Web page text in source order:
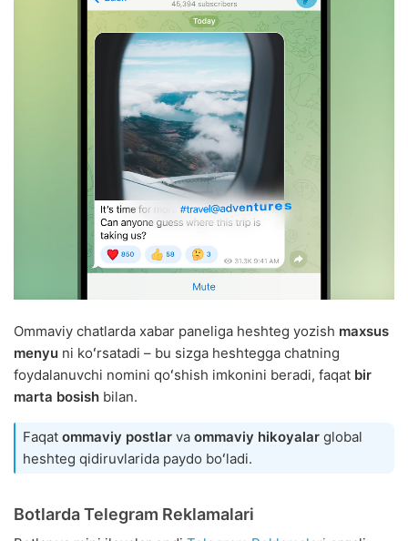
Ommaviy chatlarda xabar paneliga heshteg yozish maxsus
menyu ni koʻrsatadi – bu sizga heshtegga chatning
foydalanuvchi nomini qoʻshish imkonini beradi, faqat bir
marta bosish bilan.
Faqat ommaviy postlar va ommaviy hikoyalar global
heshteg qidiruvlarida paydo boʻladi.
Botlarda Telegram Reklamalari